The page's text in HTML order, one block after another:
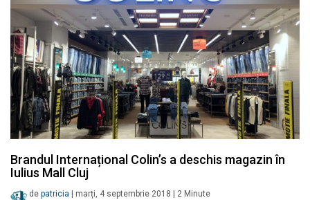
Brandul Internațional Colin’s a deschis magazin în
Iulius Mall Cluj
de patricia marți, 4 septembrie 2018 2 Minute